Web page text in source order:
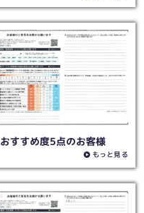
おすすめ度5点のお客様
もっと見る